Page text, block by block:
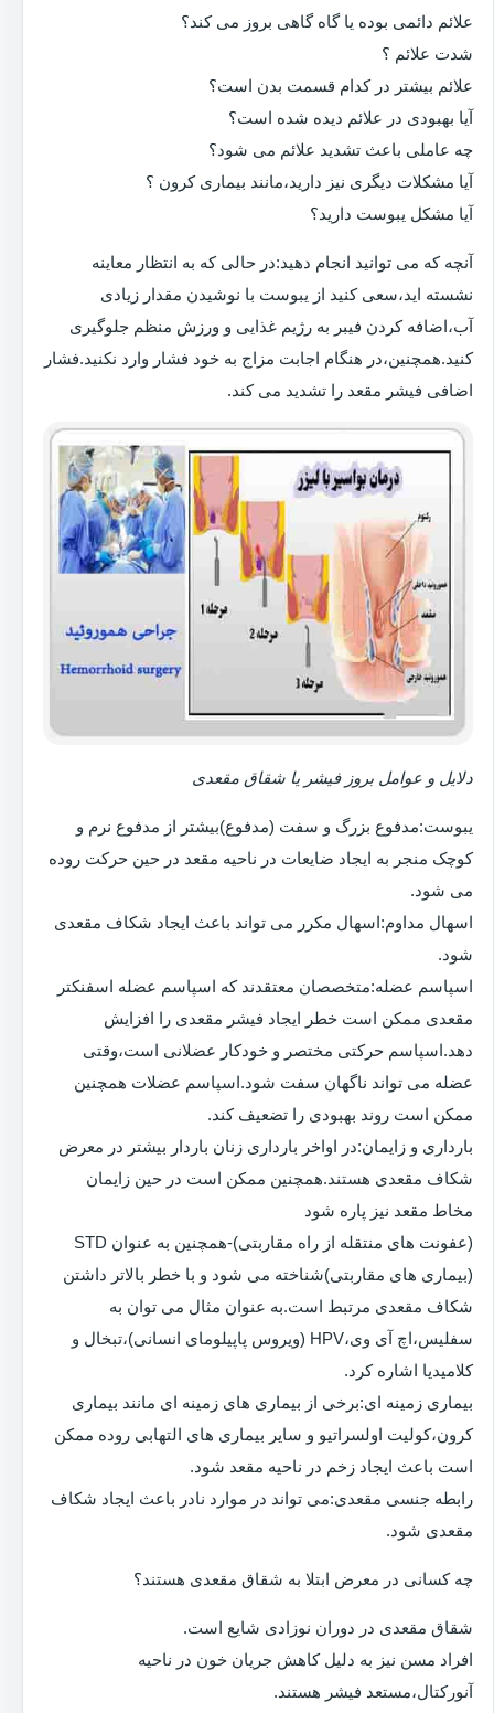
علائم دائمی بوده یا گاه گاهی بروز می کند؟
شدت علائم ؟
علائم بیشتر در کدام قسمت بدن است؟
آیا بهبودی در علائم دیده شده است؟
چه عاملی باعث تشدید علائم می شود؟
آیا مشکلات دیگری نیز دارید،مانند بیماری کرون ؟
آیا مشکل یبوست دارید؟
آنچه که می توانید انجام دهید:در حالی که به انتظار معاینه
نشسته اید،سعی کنید از یبوست با نوشیدن مقدار زیادی
آب،اضافه کردن فیبر به رژیم غذایی و ورزش منظم جلوگیری
کنید.همچنین،در هنگام اجابت مزاج به خود فشار وارد نکنید.فشار
اضافی فیشر مقعد را تشدید می کند.
دلایل و عوامل بروز فیشر یا شقاق مقعدی
یبوست:مدفوع بزرگ و سفت (مدفوع)بیشتر از مدفوع نرم و
کوچک منجر به ایجاد ضایعات در ناحیه مقعد در حین حرکت روده
می شود.
اسهال مداوم:اسهال مکرر می تواند باعث ایجاد شکاف مقعدی
شود.
اسپاسم عضله:متخصصان معتقدند که اسپاسم عضله اسفنکتر
مقعدی ممکن است خطر ایجاد فیشر مقعدی را افزایش
دهد.اسپاسم حرکتی مختصر و خودکار عضلانی است،وقتی
عضله می تواند ناگهان سفت شود.اسپاسم عضلات همچنین
ممکن است روند بهبودی را تضعیف کند.
بارداری و زایمان:در اواخر بارداری زنان باردار بیشتر در معرض
شکاف مقعدی هستند.همچنین ممکن است در حین زایمان
مخاط مقعد نیز پاره شود
(عفونت های منتقله از راه مقاربتی)-همچنین به عنوان STD
(بیماری های مقاربتی)شناخته می شود و با خطر بالاتر داشتن
شکاف مقعدی مرتبط است.به عنوان مثال می توان به
سفلیس،اچ آی وی،HPV (ویروس پاپیلومای انسانی)،تبخال و
کلامیدیا اشاره کرد.
بیماری زمینه ای:برخی از بیماری های زمینه ای مانند بیماری
کرون،کولیت اولسراتیو و سایر بیماری های التهابی روده ممکن
است باعث ایجاد زخم در ناحیه مقعد شود.
رابطه جنسی مقعدی:می تواند در موارد نادر باعث ایجاد شکاف
مقعدی شود.
چه کسانی در معرض ابتلا به شقاق مقعدی هستند؟
شقاق مقعدی در دوران نوزادی شایع است.
افراد مسن نیز به دلیل کاهش جریان خون در ناحیه
آنورکتال،مستعد فیشر هستند.